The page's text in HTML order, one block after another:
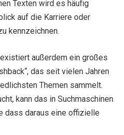
Texten wird es häufig
auf die Karriere oder
kennzeichnen.
außerdem ein großes
das seit vielen Jahren
Themen sammelt.
kann das in Suchmaschinen
dass daraus eine offizielle